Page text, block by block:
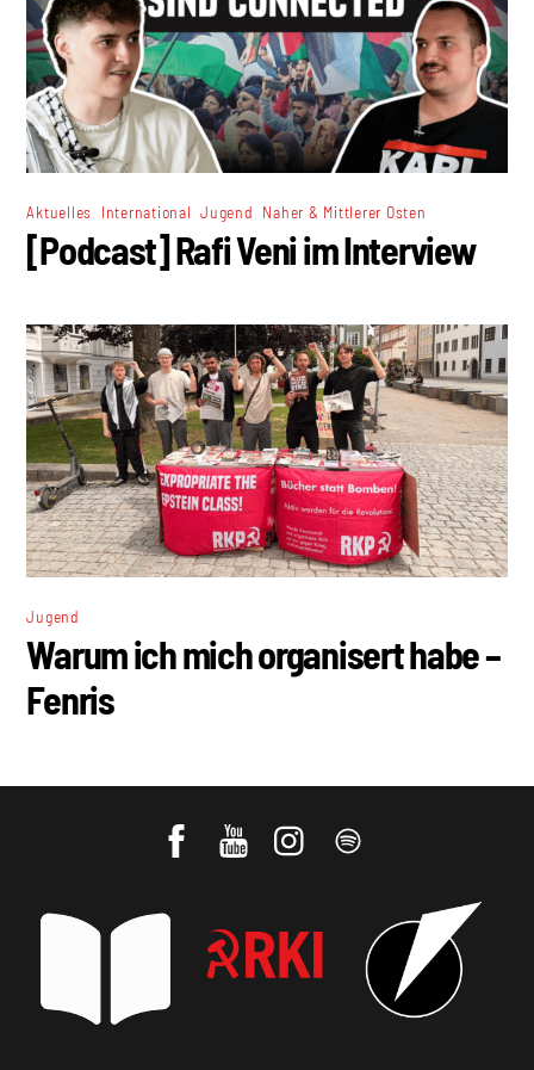
Aktuelles International ,Jugend Naher & Mittlerer Osten
[Podcast] Rafi Veni im Interview
Jugend
Warum ich mich organisert habe –
Fenris